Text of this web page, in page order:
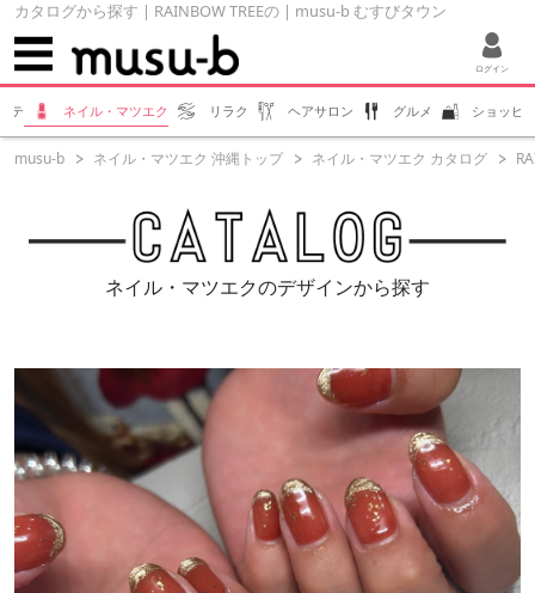
カタログから探す | RAINBOW TREEの | musu-b むすびタウン
ログイン
テ ネイル・マツエク リラク ヘアサロン グルメ ショッピ
musu-b ネイル・マツエク 沖縄トップ ネイル・マツエク カタログ
ネイル・マツエクのデザインから探す